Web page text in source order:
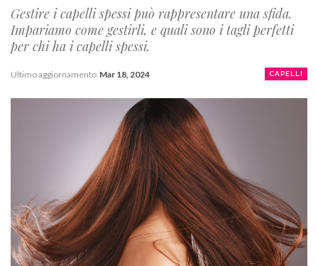
Gestire i capelli spessi può rappresentare una sfida.
Impariamo come gestirli, e quali sono i tagli perfetti
per chi ha i capelli spessi.
CAPELLI
Ultimo aggiornamento Mar 18, 2024